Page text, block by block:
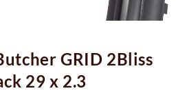
GRID 2Bliss
29 x 2.3